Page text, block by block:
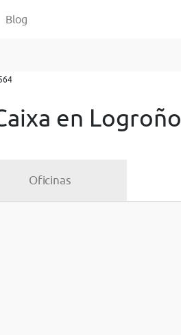
Blog
en Logroño
Oficinas